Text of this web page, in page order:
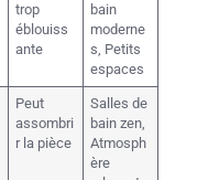
trop
éblouiss
ante
bain
moderne
s, Petits
espaces
Peut
assombri
r la pièce
Salles de
bain zen,
Atmosph
ère